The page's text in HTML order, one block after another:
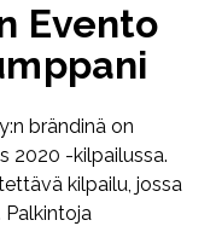
Evento
brändinä on
2020 -kilpailussa.
kilpailu, jossa